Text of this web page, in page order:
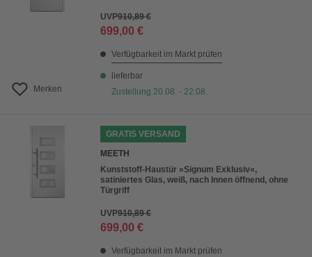
Merken
UVP910,89 €
699,00 €
Verfügbarkeit im Markt prüfen
lieferbar
Zustellung 20.08. - 22.08.
GRATIS VERSAND
MEETH
Kunststoff-Haustür »Signum Exklusiv«,
satiniertes Glas, weiß, nach Innen öffnend, ohne
Türgriff
UVP910,89 €
699,00 €
Verfügbarkeit im Markt prüfen